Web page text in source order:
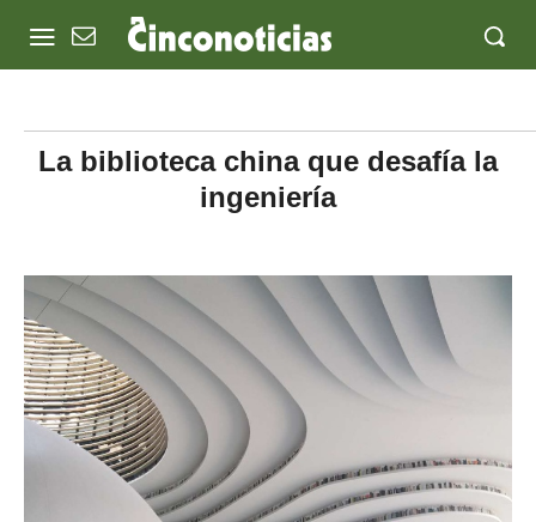
La biblioteca china que desafía la
ingeniería